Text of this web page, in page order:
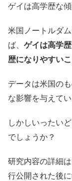
ゲイは高学歴な
米国ノートルダ
ば、 ゲイは高学
歴になりやすい
データは米国の
な影響を与えて
しかしいったい
でしょうか？
研究内容の詳細
行公開された後